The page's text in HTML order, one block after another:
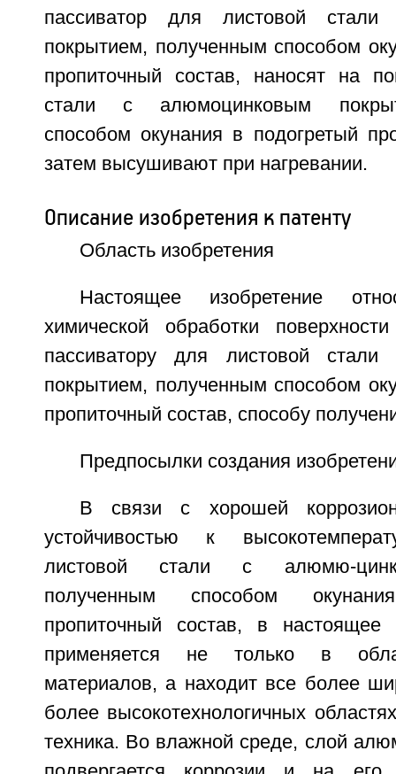
пассиватор для листовой
покрытием, полученным способом
пропиточный состав, наносят на
стали с алюмоцинковым
способом окунания в подогретый
затем высушивают при нагревании.
Описание изобретения к патенту
Область изобретения
Настоящее изобретение
химической обработки
пассиватору для листовой
покрытием, полученным способом
пропиточный состав, способу
Предпосылки создания
В связи с хорошей
устойчивостью к
листовой стали с алюмю-
полученным способом
пропиточный состав, в настоящее
применяется не только в
материалов, а находит все более
более высокотехнологичных
техника. Во влажной среде, слой